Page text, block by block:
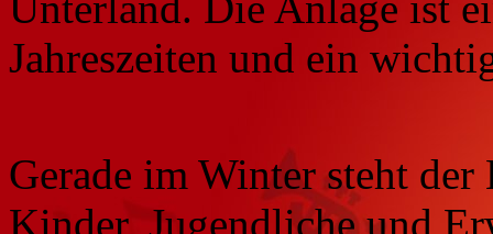
Jahreszeiten und ein
Gerade im Winter steht
Kinder, Jugendliche und